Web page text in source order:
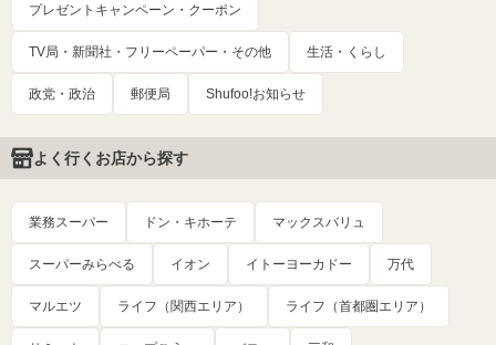
プレゼントキャンペーン・クーポン
TV局・新聞社・フリーペーパー・その他 生活・くらし
政党・政治 郵便局 Shufoo!お知らせ
よく行くお店から探す
業務スーパー ドン・キホーテ マックスバリュ
スーパーみらべる イオン イトーヨーカドー 万代
マルエツ ライフ（関西エリア） ライフ（首都圏エリア）